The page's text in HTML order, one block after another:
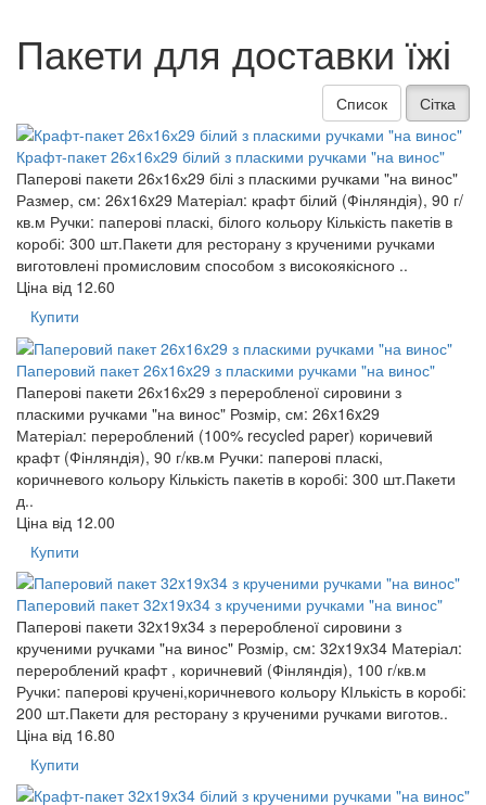
Пакети для доставки їжі
Список Сітка
Крафт-пакет 26х16х29 білий з пласкими ручками "на винос"
Паперові пакети 26х16х29 білі з пласкими ручками "на винос"
Размер, см: 26x16x29 Матеріал: крафт білий (Фінляндія), 90 г/
кв.м Ручки: паперові пласкі, білого кольору Кількість пакетів в
коробі: 300 шт.Пакети для ресторану з крученими ручками
виготовлені промисловим способом з високоякісного ..
Ціна від 12.60
Купити
Паперовий пакет 26x16x29 з пласкими ручками "на винос"
Паперові пакети 26х16х29 з переробленої сировини з
пласкими ручками "на винос" Розмір, см: 26x16x29
Матеріал: перероблений (100% recycled paper) коричевий
крафт (Фінляндія), 90 г/кв.м Ручки: паперові пласкі,
коричневого кольору Кількість пакетів в коробі: 300 шт.Пакети
д..
Ціна від 12.00
Купити
Паперовий пакет 32x19x34 з крученими ручками "на винос"
Паперові пакети 32x19x34 з переробленої сировини з
крученими ручками "на винос" Розмір, см: 32x19x34 Матеріал:
перероблений крафт , коричневий (Фінляндія), 100 г/кв.м
Ручки: паперові кручені,коричневого кольору КІлькість в коробі:
200 шт.Пакети для ресторану з крученими ручками виготов..
Ціна від 16.80
Купити